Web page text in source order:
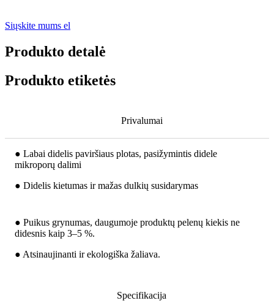
Siųskite mums el
Produkto detalė
Produkto etiketės
Privalumai
● Labai didelis paviršiaus plotas, pasižymintis didele
mikroporų dalimi
● Didelis kietumas ir mažas dulkių susidarymas
● Puikus grynumas, daugumoje produktų pelenų kiekis ne
didesnis kaip 3–5 %.
● Atsinaujinanti ir ekologiška žaliava.
Specifikacija